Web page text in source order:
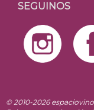
SEGUINOS
© 2010-2026